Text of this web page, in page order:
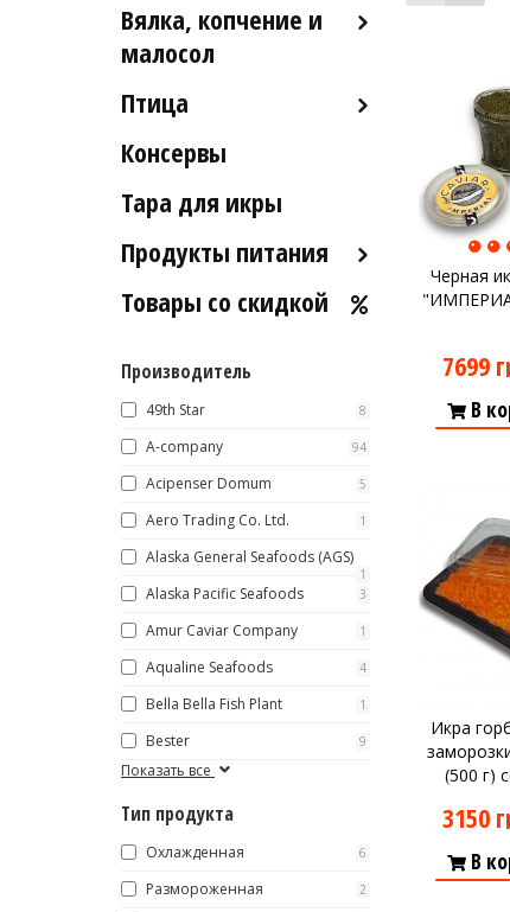
Крабы
Лобстеры / Омары
Мидии
Мясо гребешка
Рапаны
Устрицы
Другое
Рыба деликатесных сортов
Рыба столовых сортов
Вялка, копчение и
малосол
Икра вяленая
Рыба слабосоленая
Рыба холодного и
Птица
Индейка
Консервы
Тара для икры
Продукты питания
Оливковое масло
Уксус
Сыры
Соусы
Сладости
Рис
Оливки
Мясные изделия
Макароны
Вино
Белое вино
Красное вино
Кофе
Blaser
Товары со скидкой
Производитель
49th Star 8
A-company 94
Acipenser Domum️ 5
Aero Trading Co. Ltd. 1
Alaska General Seafoods (AGS)
1
Alaska Pacific Seafoods 3
Amur Caviar Company 1
Aqualine Seafoods 4
Bella Bella Fish Plant 1
Bester 9
Показать все
Тип продукта
Охлажденная 6
Размороженная 2
Черная
7699
В
Икра
(500 г)
3150
В